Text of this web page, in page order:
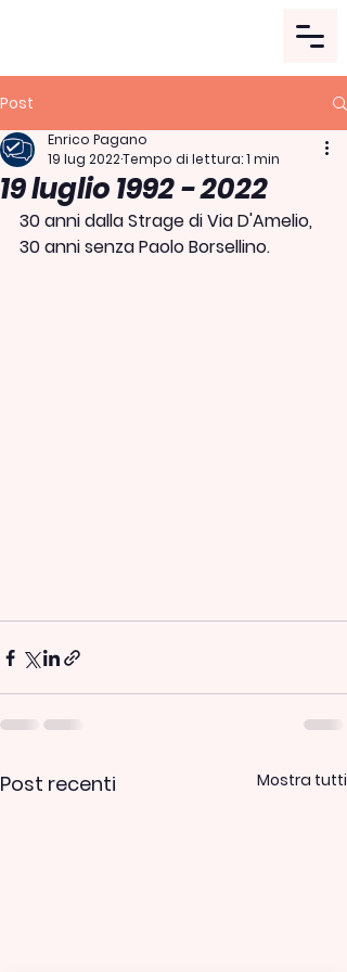
Post
19 luglio 1992 - 2022
Enrico Pagano
19 lug 2022Tempo di lettura: 1 min
30 anni dalla Strage di Via D'Amelio,
30 anni senza Paolo Borsellino.
Post recenti Mostra tutti